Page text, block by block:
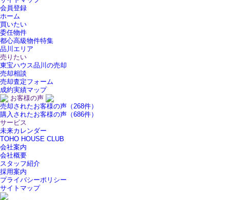
会員登録
ホーム
買いたい
委任物件
都心高級物件特集
品川エリア
売りたい
東宝ハウス品川の売却
売却相談
売却査定フォーム
成約実績マップ
お客様の声
売却されたお客様の声（268件）
購入されたお客様の声（686件）
サービス
未来カレンダー
TOHO HOUSE CLUB
会社案内
会社概要
スタッフ紹介
採用案内
プライバシーポリシー
サイトマップ